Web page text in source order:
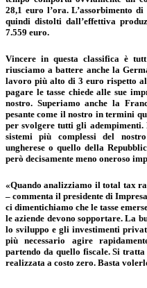
28,1 euro l’ora. L’assorbimento
quindi distolti dall’effettiva
7.559 euro.
Vincere in questa classifica è
riusciamo a battere anche la
lavoro più alto di 3 euro rispetto al
pagare le tasse chiede alle sue
nostro. Superiamo anche la
pesante come il nostro in termini
per svolgere tutti gli
sistemi più complessi del
ungherese o quello della
però decisamente meno oneroso
«Quando analizziamo il total tax
– commenta il presidente di
ci dimentichiamo che le tasse
le aziende devono sopportare. La
lo sviluppo e gli investimenti
più necessario agire
partendo da quello fiscale. Si
realizzata a costo zero. Basta